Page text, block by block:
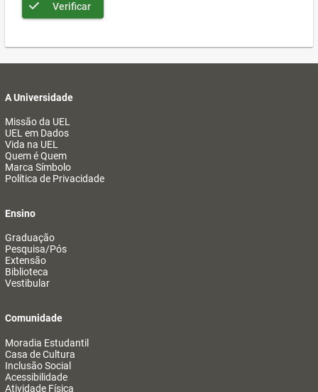
Verificar
A Universidade
Missão da UEL
UEL em Dados
Vida na UEL
Quem é Quem
Marca Símbolo
Política de Privacidade
Ensino
Graduação
Pesquisa/Pós
Extensão
Biblioteca
Vestibular
Comunidade
Moradia Estudantil
Casa de Cultura
Inclusão Social
Acessibilidade
Atividade Física